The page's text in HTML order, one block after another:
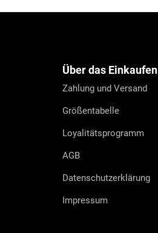
Über das Einkaufen
Zahlung und Versand
Größentabelle
Loyalitätsprogramm
AGB
Datenschutzerklärung
Impressum